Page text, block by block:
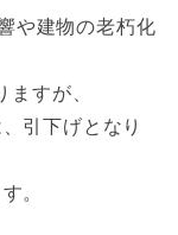
や建物の老朽化
すが、
引下げとなり
。